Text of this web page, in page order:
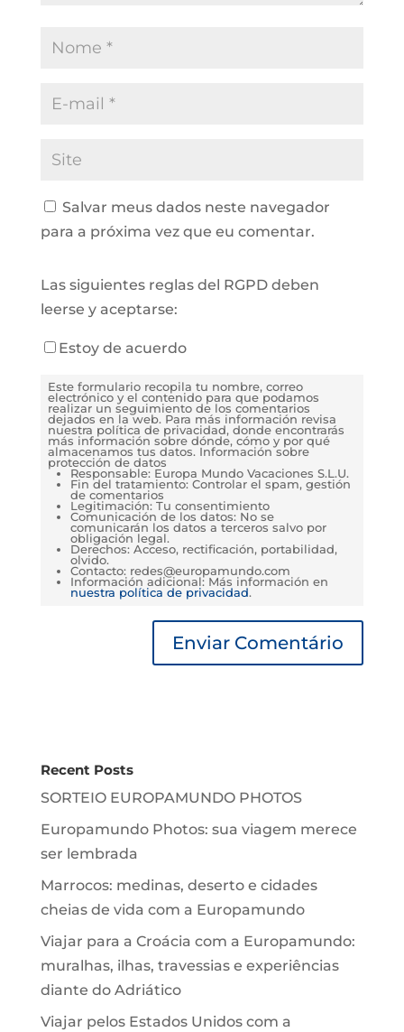
Salvar meus dados neste navegador
para a próxima vez que eu comentar.
Las siguientes reglas del RGPD deben
leerse y aceptarse:
Estoy de acuerdo
Este formulario recopila tu nombre, correo
electrónico y el contenido para que podamos
realizar un seguimiento de los comentarios
dejados en la web. Para más información revisa
nuestra política de privacidad, donde encontrarás
más información sobre dónde, cómo y por qué
almacenamos tus datos. Información sobre
protección de datos
Responsable: Europa Mundo Vacaciones S.L.U.
Fin del tratamiento: Controlar el spam, gestión
de comentarios
Legitimación: Tu consentimiento
Comunicación de los datos: No se
comunicarán los datos a terceros salvo por
obligación legal.
Derechos: Acceso, rectificación, portabilidad,
olvido.
Contacto: redes@europamundo.com
Información adicional: Más información en
nuestra política de privacidad.
Recent Posts
SORTEIO EUROPAMUNDO PHOTOS
Europamundo Photos: sua viagem merece
ser lembrada
Marrocos: medinas, deserto e cidades
cheias de vida com a Europamundo
Viajar para a Croácia com a Europamundo:
muralhas, ilhas, travessias e experiências
diante do Adriático
Viajar pelos Estados Unidos com a